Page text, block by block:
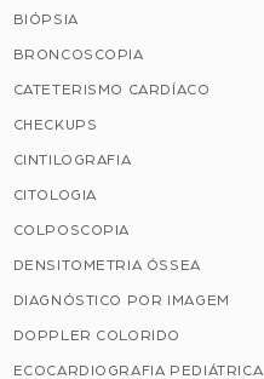
BIÓPSIA
BRONCOSCOPIA
CATETERISMO CARDÍACO
CHECKUPS
CINTILOGRAFIA
CITOLOGIA
COLPOSCOPIA
DENSITOMETRIA ÓSSEA
DIAGNÓSTICO POR IMAGEM
DOPPLER COLORIDO
ECOCARDIOGRAFIA PEDIÁTRICA